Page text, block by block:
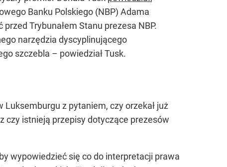
Banku Polskiego (NBP) Adama
Trybunałem Stanu prezesa NBP.
narzędzia dyscyplinującego
szczebla – powiedział Tusk.
Luksemburgu z pytaniem, czy orzekał już
czy istnieją przepisy dotyczące prezesów
wypowiedzieć się co do interpretacji prawa